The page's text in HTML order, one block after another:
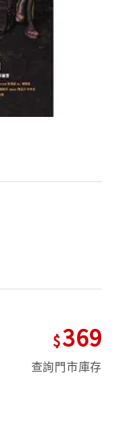
369
查詢門市庫存